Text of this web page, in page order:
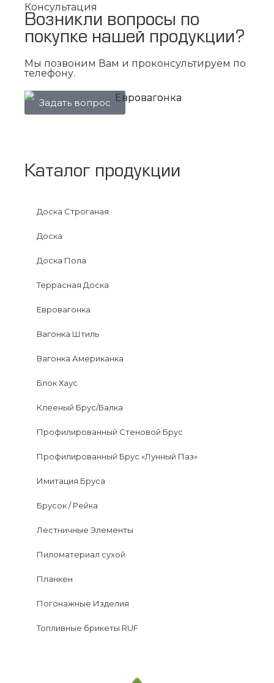
Каталог продукции
Доска Строганая
Доска
Доска Пола
Террасная Доска
Евровагонка
Вагонка Штиль
Вагонка Американка
Блок Хаус
Клееный Брус/Балка
Профилированный Стеновой Брус
Профилированный Брус «Лунный Паз»
Имитация Бруса
Брусок / Рейка
Лестничные Элементы
Пиломатериал сухой
Планкен
Погонажные Изделия
Топливные брикеты RUF
Консультация
Возникли вопросы по
покупке нашей продукции?
Мы позвоним Вам и проконсультируем по
телефону.
Задать вопрос